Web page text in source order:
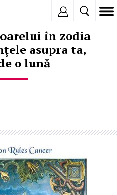
în zodia
asupra ta,
o lună